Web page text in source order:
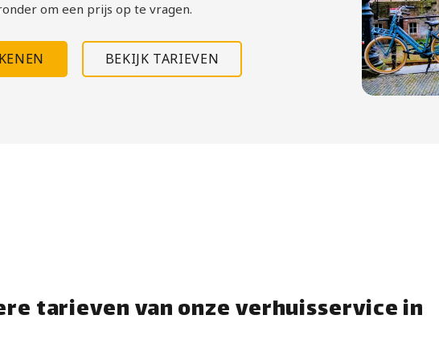
om een prijs op te vragen.
BEKIJK TARIEVEN
tarieven van onze verhuisservice in